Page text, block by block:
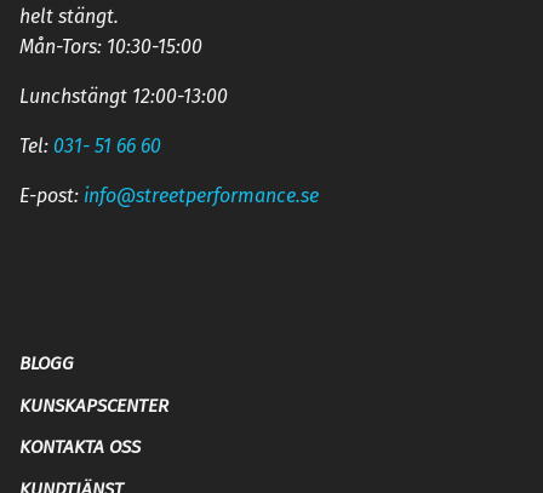
helt stängt.
Mån-Tors: 10:30-15:00
Lunchstängt 12:00-13:00
Tel: 031- 51 66 60
E-post: info@streetperformance.se
BLOGG
KUNSKAPSCENTER
KONTAKTA OSS